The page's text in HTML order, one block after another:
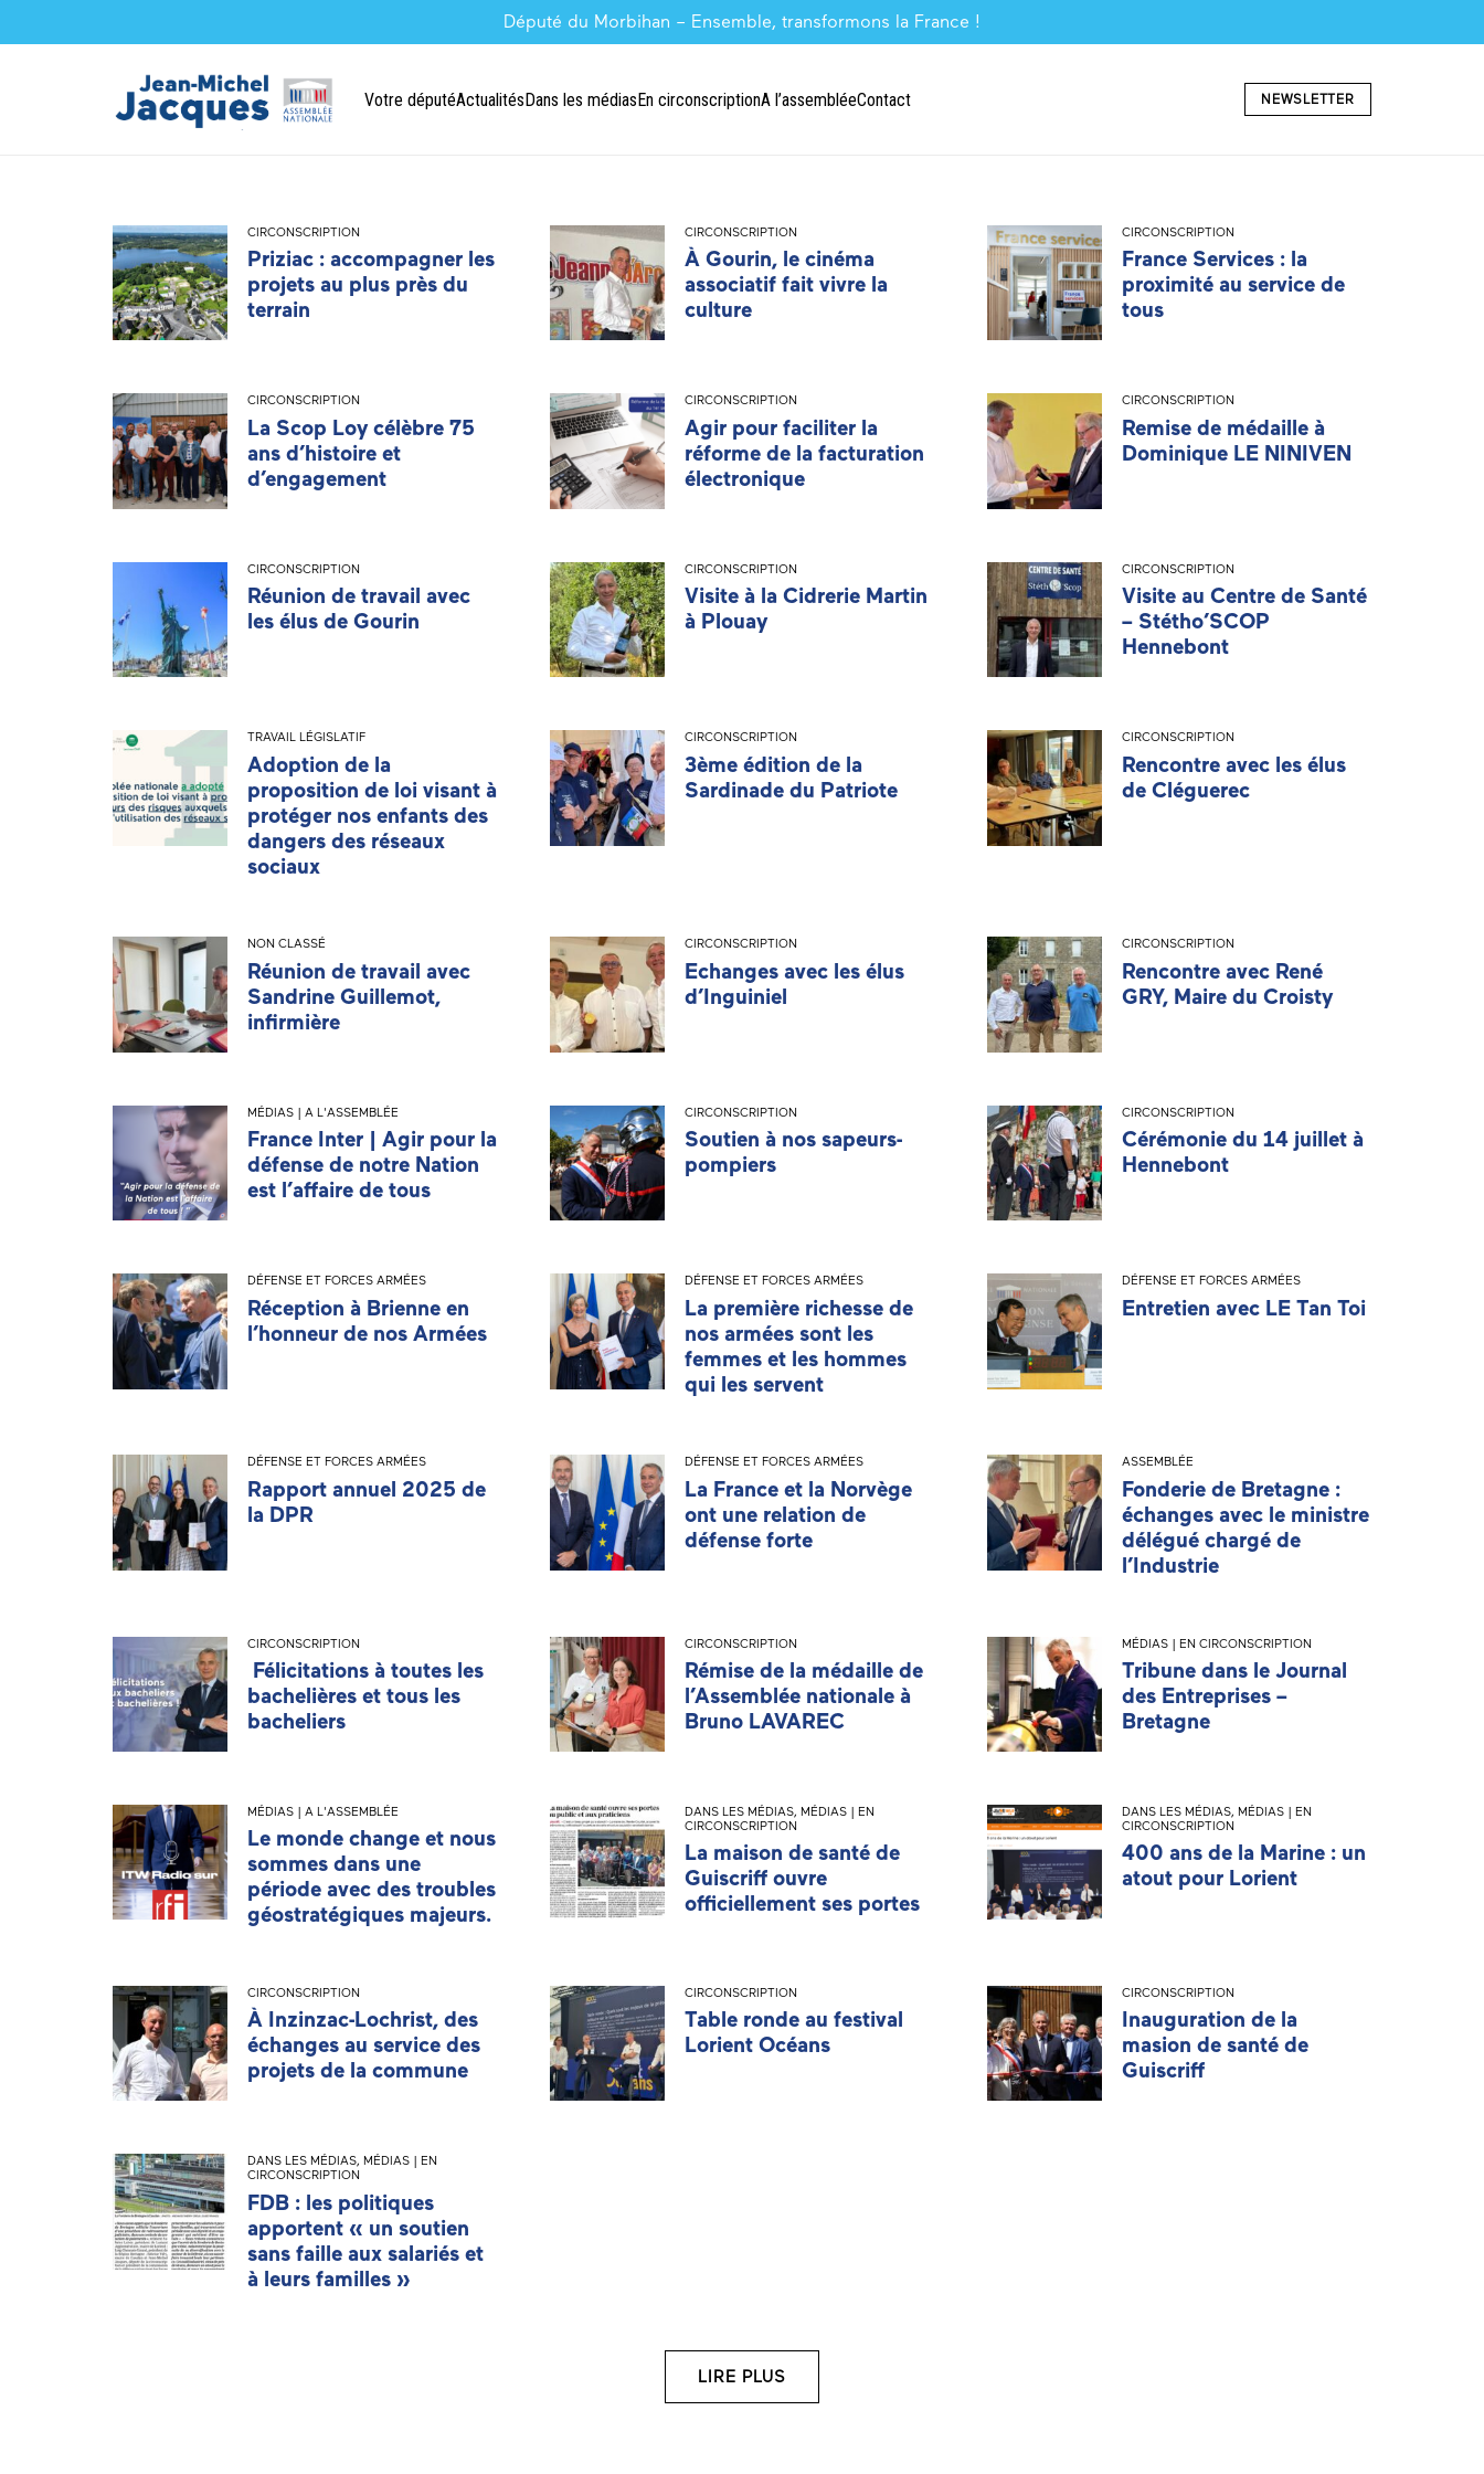
Député du Morbihan – Ensemble, transformons la France !
Votre députéActualitésDans les médiasEn circonscriptionA l’assembléeContact NEWSLETTER
CIRCONSCRIPTION
Priziac : accompagner les
projets au plus près du
terrain
CIRCONSCRIPTION
À Gourin, le cinéma
associatif fait vivre la
culture
CIRCONSCRIPTION
France Services : la
proximité au service de
tous
CIRCONSCRIPTION
La Scop Loy célèbre 75
ans d’histoire et
d’engagement
CIRCONSCRIPTION
Agir pour faciliter la
réforme de la facturation
électronique
CIRCONSCRIPTION
Remise de médaille à
Dominique LE NINIVEN
CIRCONSCRIPTION
Réunion de travail avec
les élus de Gourin
CIRCONSCRIPTION
Visite à la Cidrerie Martin
à Plouay
CIRCONSCRIPTION
Visite au Centre de Santé
– Stétho’SCOP
Hennebont
TRAVAIL LÉGISLATIF
Adoption de la
proposition de loi visant à
protéger nos enfants des
dangers des réseaux
sociaux
CIRCONSCRIPTION
3ème édition de la
Sardinade du Patriote
CIRCONSCRIPTION
Rencontre avec les élus
de Cléguerec
NON CLASSÉ
Réunion de travail avec
Sandrine Guillemot,
infirmière
CIRCONSCRIPTION
Echanges avec les élus
d’Inguiniel
CIRCONSCRIPTION
Rencontre avec René
GRY, Maire du Croisty
MÉDIAS | A L'ASSEMBLÉE
France Inter | Agir pour la
défense de notre Nation
est l’affaire de tous
CIRCONSCRIPTION
Soutien à nos sapeurs-
pompiers
CIRCONSCRIPTION
Cérémonie du 14 juillet à
Hennebont
DÉFENSE ET FORCES ARMÉES
Réception à Brienne en
l’honneur de nos Armées
DÉFENSE ET FORCES ARMÉES
La première richesse de
nos armées sont les
femmes et les hommes
qui les servent
DÉFENSE ET FORCES ARMÉES
Entretien avec LE Tan Toi
DÉFENSE ET FORCES ARMÉES
Rapport annuel 2025 de
la DPR
DÉFENSE ET FORCES ARMÉES
La France et la Norvège
ont une relation de
défense forte
ASSEMBLÉE
Fonderie de Bretagne :
échanges avec le ministre
délégué chargé de
l’Industrie
CIRCONSCRIPTION
Félicitations à toutes les
bachelières et tous les
bacheliers
CIRCONSCRIPTION
Rémise de la médaille de
l’Assemblée nationale à
Bruno LAVAREC
MÉDIAS | EN CIRCONSCRIPTION
Tribune dans le Journal
des Entreprises –
Bretagne
MÉDIAS | A L'ASSEMBLÉE
Le monde change et nous
sommes dans une
période avec des troubles
géostratégiques majeurs.
DANS LES MÉDIAS, MÉDIAS | EN
CIRCONSCRIPTION
La maison de santé de
Guiscriff ouvre
officiellement ses portes
DANS LES MÉDIAS, MÉDIAS | EN
CIRCONSCRIPTION
400 ans de la Marine : un
atout pour Lorient
CIRCONSCRIPTION
À Inzinzac-Lochrist, des
échanges au service des
projets de la commune
CIRCONSCRIPTION
Table ronde au festival
Lorient Océans
CIRCONSCRIPTION
Inauguration de la
masion de santé de
Guiscriff
DANS LES MÉDIAS, MÉDIAS | EN
CIRCONSCRIPTION
FDB : les politiques
apportent « un soutien
sans faille aux salariés et
à leurs familles »
LIRE PLUS